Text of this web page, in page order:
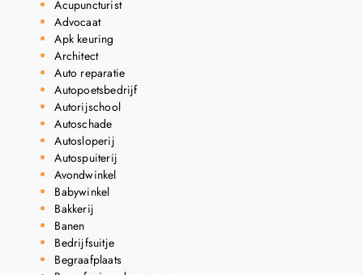
Acupuncturist
Advocaat
Apk keuring
Architect
Auto reparatie
Autopoetsbedrijf
Autorijschool
Autoschade
Autosloperij
Autospuiterij
Avondwinkel
Babywinkel
Bakkerij
Banen
Bedrijfsuitje
Begraafplaats